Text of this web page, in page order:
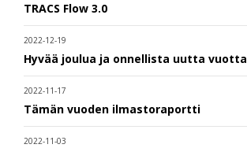
TRACS Flow 3.0
2022-12-19
Hyvää joulua ja onnellista uutta vuotta
2022-11-17
Tämän vuoden ilmastoraportti
2022-11-03